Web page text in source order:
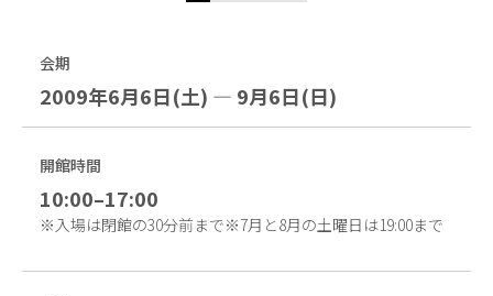
会期
2009年6月6日(土) — 9月6日(日)
開館時間
10:00–17:00
※入場は閉館の30分前まで※7月と8月の土曜日は19:00まで